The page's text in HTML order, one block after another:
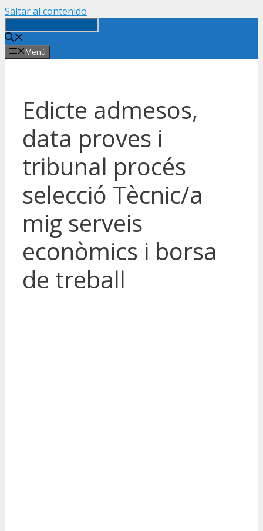
Saltar al contenido
Menú
Edicte admesos,
data proves i
tribunal procés
selecció Tècnic/a
mig serveis
econòmics i borsa
de treball